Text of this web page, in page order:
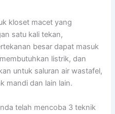
kloset macet yang
satu kali tekan,
besar dapat masuk
listrik, dan
untuk saluran air wastafel,
mandi dan lain lain.
telah mencoba 3 teknik